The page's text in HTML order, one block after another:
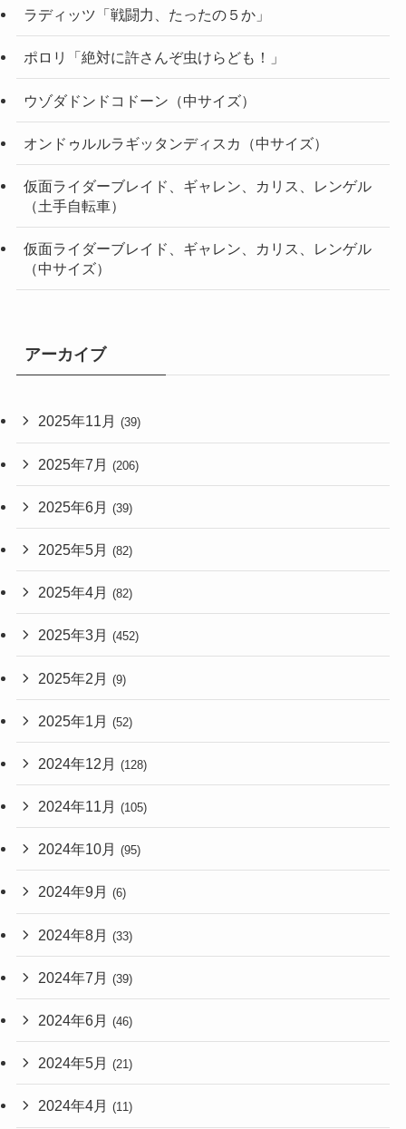
ラディッツ「戦闘力、たったの５か」
ポロリ「絶対に許さんぞ虫けらども！」
ウゾダドンドコドーン（中サイズ）
オンドゥルルラギッタンディスカ（中サイズ）
仮面ライダーブレイド、ギャレン、カリス、レンゲル
（土手自転車）
仮面ライダーブレイド、ギャレン、カリス、レンゲル
（中サイズ）
アーカイブ
2025年11月 (39)
2025年7月 (206)
2025年6月 (39)
2025年5月 (82)
2025年4月 (82)
2025年3月 (452)
2025年2月 (9)
2025年1月 (52)
2024年12月 (128)
2024年11月 (105)
2024年10月 (95)
2024年9月 (6)
2024年8月 (33)
2024年7月 (39)
2024年6月 (46)
2024年5月 (21)
2024年4月 (11)